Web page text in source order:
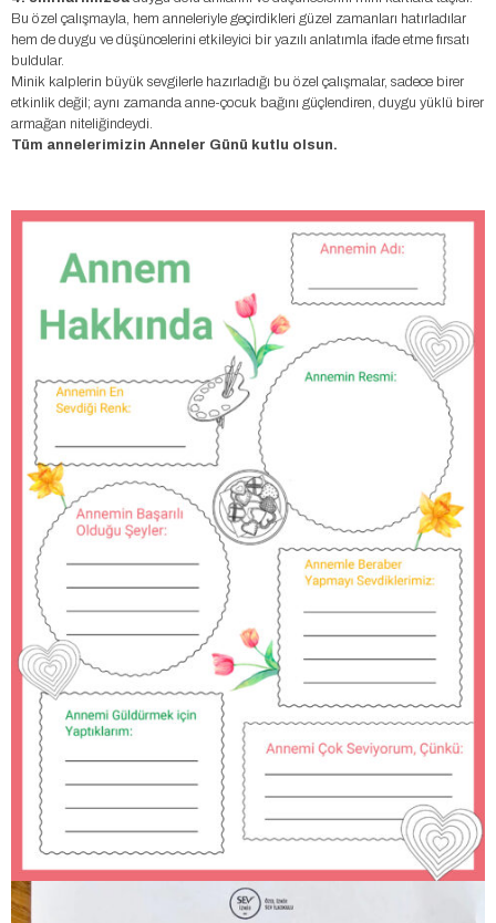
Bu özel çalışmayla, hem anneleriyle geçirdikleri güzel zamanları hatırladılar
hem de duygu ve düşüncelerini etkileyici bir yazılı anlatımla ifade etme fırsatı
buldular.
Minik kalplerin büyük sevgilerle hazırladığı bu özel çalışmalar, sadece birer
etkinlik değil; aynı zamanda anne-çocuk bağını güçlendiren, duygu yüklü birer
armağan niteliğindeydi.
Tüm annelerimizin Anneler Günü kutlu olsun.